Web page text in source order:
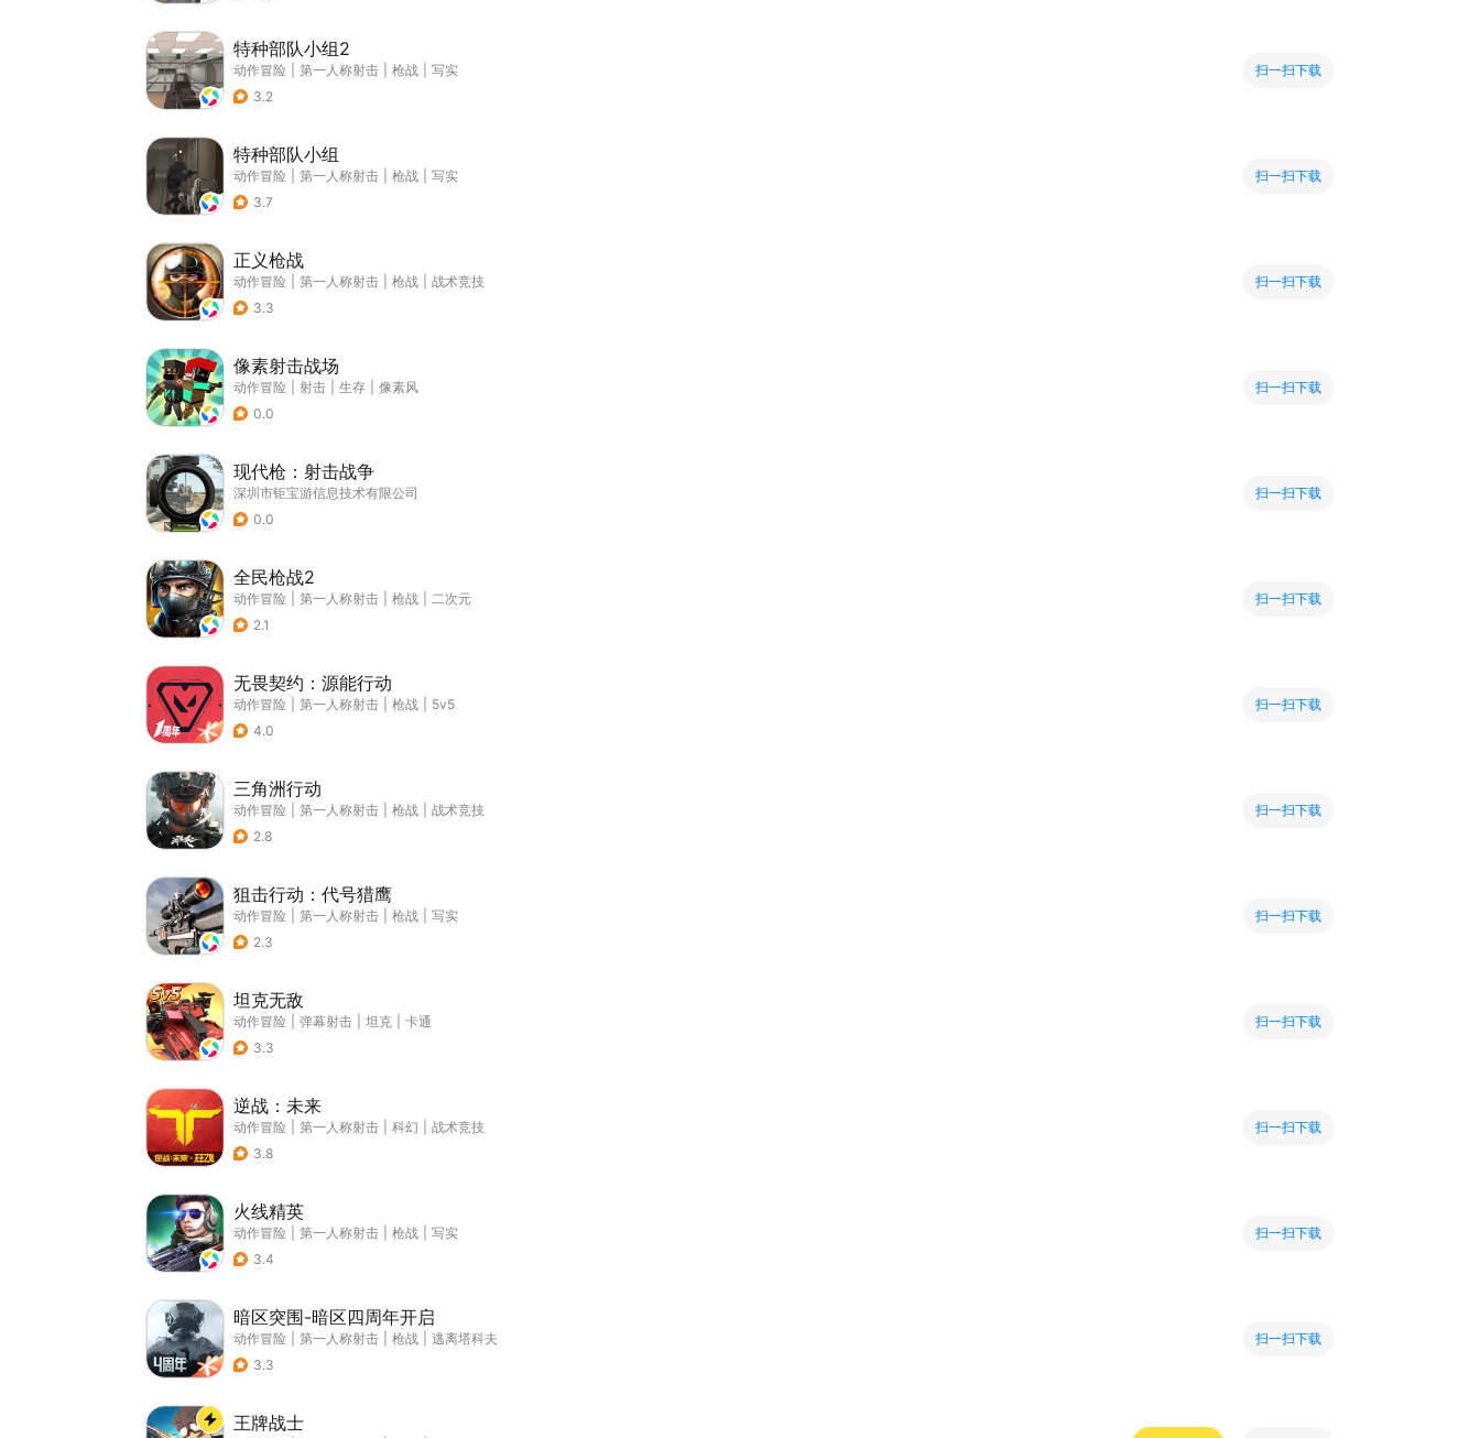
特种部队小组2
动作冒险 第一人称射击 枪战
写实
3.2
扫一扫下载
特种部队小组
动作冒险 第一人称射击 枪战
写实
3.7
扫一扫下载
正义枪战
动作冒险 第一人称射击 枪战
战术竞技
3.3
扫一扫下载
像素射击战场
动作冒险 射击 生存
像素风
0.0
扫一扫下载
现代枪：射击战争
深圳市钜宝游信息技术有限公司
0.0
扫一扫下载
全民枪战2
动作冒险 第一人称射击 枪战
二次元
2.1
扫一扫下载
无畏契约：源能行动
动作冒险 第一人称射击 枪战
5v5
4.0
扫一扫下载
三角洲行动
动作冒险 第一人称射击 枪战
战术竞技
2.8
扫一扫下载
狙击行动：代号猎鹰
动作冒险 第一人称射击 枪战
写实
2.3
扫一扫下载
坦克无敌
动作冒险 弹幕射击 坦克
卡通
3.3
扫一扫下载
逆战：未来
动作冒险 第一人称射击 科幻
战术竞技
3.8
扫一扫下载
火线精英
动作冒险 第一人称射击 枪战
写实
3.4
扫一扫下载
暗区突围-暗区四周年开启
动作冒险 第一人称射击 枪战
逃离塔科夫
3.3
扫一扫下载
王牌战士